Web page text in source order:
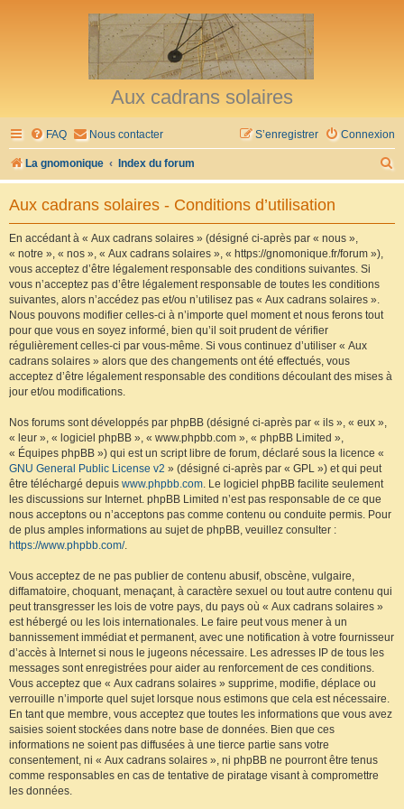
Aux cadrans solaires
FAQ Nous contacter Connexion
S’enregistrer
La gnomonique Index du forum
e
Aux cadrans solaires - Conditions d’utilisation
En accédant à « Aux cadrans solaires » (désigné ci-après par « nous »,
« notre », « nos », « Aux cadrans solaires », « https://gnomonique.fr/forum »),
vous acceptez d’être légalement responsable des conditions suivantes. Si
vous n’acceptez pas d’être légalement responsable de toutes les conditions
suivantes, alors n’accédez pas et/ou n’utilisez pas « Aux cadrans solaires ».
Nous pouvons modifier celles-ci à n’importe quel moment et nous ferons tout
pour que vous en soyez informé, bien qu’il soit prudent de vérifier
régulièrement celles-ci par vous-même. Si vous continuez d’utiliser « Aux
cadrans solaires » alors que des changements ont été effectués, vous
acceptez d’être légalement responsable des conditions découlant des mises à
jour et/ou modifications.
Nos forums sont développés par phpBB (désigné ci-après par « ils », « eux »,
« leur », « logiciel phpBB », « www.phpbb.com », « phpBB Limited »,
« Équipes phpBB ») qui est un script libre de forum, déclaré sous la licence «
GNU General Public License v2 » (désigné ci-après par « GPL ») et qui peut
être téléchargé depuis www.phpbb.com. Le logiciel phpBB facilite seulement
les discussions sur Internet. phpBB Limited n’est pas responsable de ce que
nous acceptons ou n’acceptons pas comme contenu ou conduite permis. Pour
de plus amples informations au sujet de phpBB, veuillez consulter :
https://www.phpbb.com/.
Vous acceptez de ne pas publier de contenu abusif, obscène, vulgaire,
diffamatoire, choquant, menaçant, à caractère sexuel ou tout autre contenu qui
peut transgresser les lois de votre pays, du pays où « Aux cadrans solaires »
est hébergé ou les lois internationales. Le faire peut vous mener à un
bannissement immédiat et permanent, avec une notification à votre fournisseur
d’accès à Internet si nous le jugeons nécessaire. Les adresses IP de tous les
messages sont enregistrées pour aider au renforcement de ces conditions.
Vous acceptez que « Aux cadrans solaires » supprime, modifie, déplace ou
verrouille n’importe quel sujet lorsque nous estimons que cela est nécessaire.
En tant que membre, vous acceptez que toutes les informations que vous avez
saisies soient stockées dans notre base de données. Bien que ces
informations ne soient pas diffusées à une tierce partie sans votre
consentement, ni « Aux cadrans solaires », ni phpBB ne pourront être tenus
comme responsables en cas de tentative de piratage visant à compromettre
les données.